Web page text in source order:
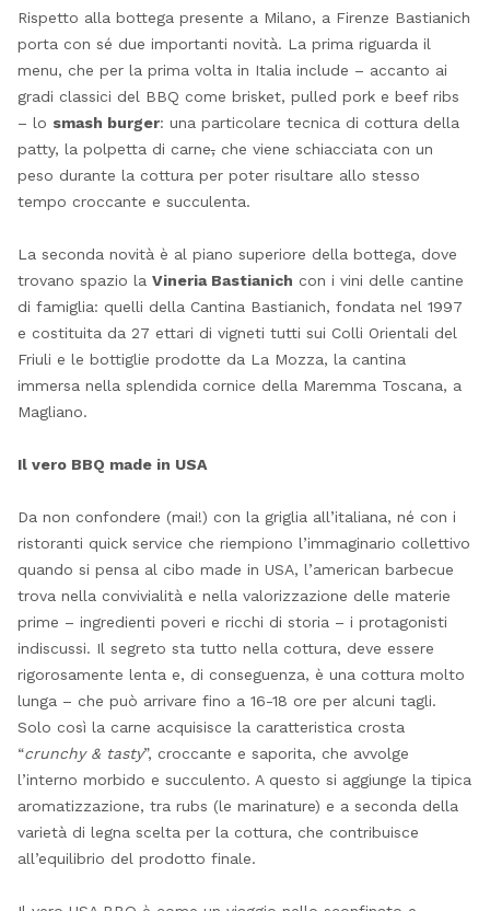
Rispetto alla bottega presente a Milano, a Firenze Bastianich
porta con sé due importanti novità. La prima riguarda il
menu, che per la prima volta in Italia include – accanto ai
gradi classici del BBQ come brisket, pulled pork e beef ribs
– lo smash burger: una particolare tecnica di cottura della
patty, la polpetta di carne,che viene schiacciata con un
peso durante la cottura per poter risultare allo stesso
tempo croccante e succulenta.
La seconda novità è al piano superiore della bottega, dove
trovano spazio la Vineria Bastianich con i vini delle cantine
di famiglia: quelli della Cantina Bastianich, fondata nel 1997
e costituita da 27 ettari di vigneti tutti sui Colli Orientali del
Friuli e le bottiglie prodotte da La Mozza, la cantina
immersa nella splendida cornice della Maremma Toscana, a
Magliano.
Il vero BBQ made in USA
Da non confondere (mai!) con la griglia all’italiana, né con i
ristoranti quick service che riempiono l’immaginario collettivo
quando si pensa al cibo made in USA, l’american barbecue
trova nella convivialità e nella valorizzazione delle materie
prime – ingredienti poveri e ricchi di storia – i protagonisti
indiscussi. Il segreto sta tutto nella cottura, deve essere
rigorosamente lenta e, di conseguenza, è una cottura molto
lunga – che può arrivare fino a 16-18 ore per alcuni tagli.
Solo così la carne acquisisce la caratteristica crosta
“crunchy & tasty”, croccante e saporita, che avvolge
l’interno morbido e succulento. A questo si aggiunge la tipica
aromatizzazione, tra rubs (le marinature) e a seconda della
varietà di legna scelta per la cottura, che contribuisce
all’equilibrio del prodotto finale.